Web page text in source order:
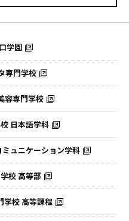
学園
専門学校
容専門学校
日本語学科
ミュニケーション学科
校 高等部
学校 高等課程